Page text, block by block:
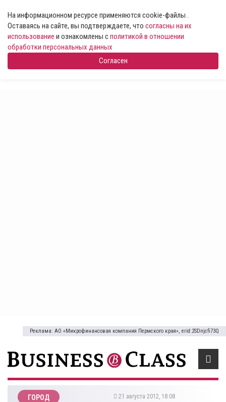
На информационном ресурсе применяются cookie-файлы .
Оставаясь на сайте, вы подтверждаете, что согласны на их
использование и ознакомлены сполитикой в отношении
обработки персональных данных
Согласен
Реклама: АО «Микрофинансовая компания Пермского края», erid:2SDnjcfi73Q
ГОРОД 21 августа 2012, 18:08